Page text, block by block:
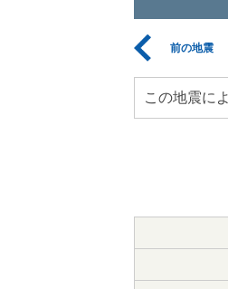
前の地震
この地震に